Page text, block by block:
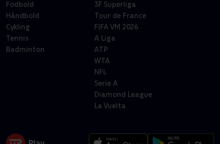
Fodbold
Håndbold
Cykling
Tennis
Badminton
3F Superliga
Tour de France
FIFA VM 2026
A Liga
ATP
WTA
NFL
Serie A
Diamond League
La Vuelta